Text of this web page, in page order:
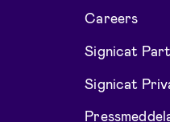
Careers
Signicat
Signicat